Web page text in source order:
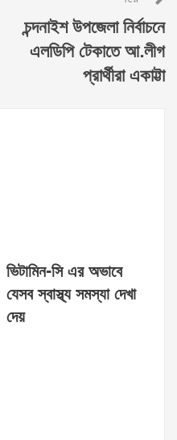
চন্দনাইশ উপজেলা নির্বাচনে
এলডিপি টেকাতে আ.লীগ
প্রার্থীরা একাট্টা
ভিটামিন-সি এর অভাবে
যেসব স্বাস্থ্য সমস্যা দেখা
দেয়